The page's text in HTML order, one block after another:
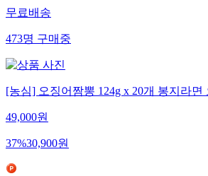
무료배송
473명구매중
[농심] 오징어짬뽕 124g x 20개 봉지라면
49,000원
37%30,900원